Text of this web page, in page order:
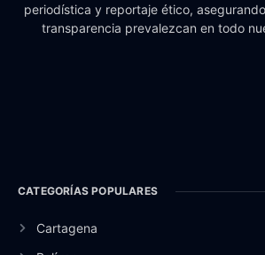
periodística y reportaje ético,
transparencia prevalezcan en todo
CATEGORÍAS POPULARES
Cartagena